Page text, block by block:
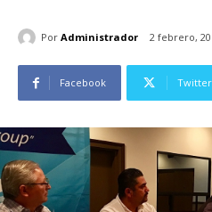
Por Administrador 2 febrero,
Facebook Twitter